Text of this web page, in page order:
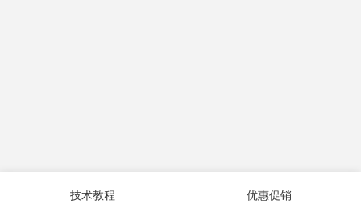
技术教程 优惠促销